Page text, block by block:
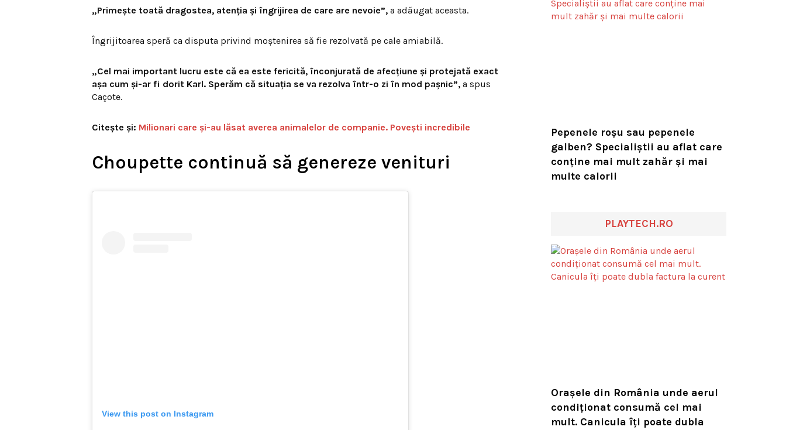
„Primește toată dragostea, atenția și îngrijirea de care are nevoie”, a adăugat aceasta.
Îngrijitoarea speră ca disputa privind moștenirea să fie rezolvată pe cale amiabilă.
„Cel mai important lucru este că ea este fericită, înconjurată de afecțiune și protejată exact
așa cum și-ar fi dorit Karl. Sperăm că situația se va rezolva într-o zi în mod pașnic”, a spus
Caçote.
Citește și: Milionari care și-au lăsat averea animalelor de companie. Povești incredibile
Choupette continuă să genereze venituri
View this post on Instagram
Pepenele roșu sau pepenele
galben? Specialiștii au aflat care
conține mai mult zahăr și mai
multe calorii
PLAYTECH.RO
Orașele din România unde aerul
condiționat consumă cel mai
mult. Canicula îți poate dubla